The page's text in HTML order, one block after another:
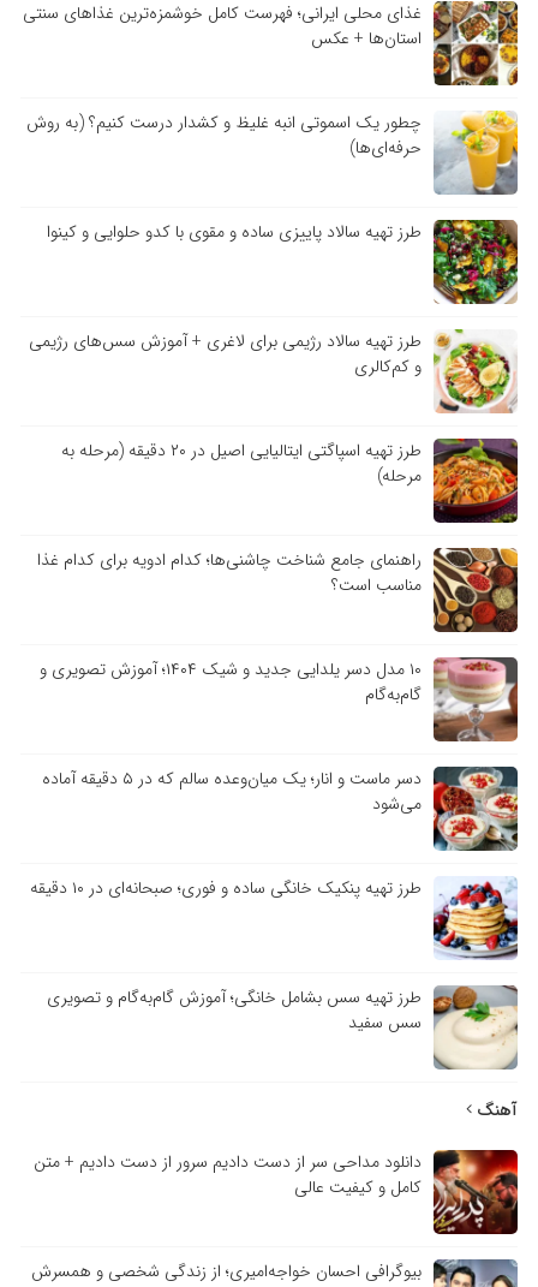
غذای محلی ایرانی؛ فهرست کامل خوشمزه‌ترین غذاهای سنتی
استان‌ها + عکس
چطور یک اسموتی انبه غلیظ و کشدار درست کنیم؟ (به روش
حرفه‌ای‌ها)
طرز تهیه سالاد پاییزی ساده و مقوی با کدو حلوایی و کینوا
طرز تهیه سالاد رژیمی برای لاغری + آموزش سس‌های رژیمی
و کم‌کالری
طرز تهیه اسپاگتی ایتالیایی اصیل در ۲۰ دقیقه (مرحله به
مرحله)
راهنمای جامع شناخت چاشنی‌ها؛ کدام ادویه برای کدام غذا
مناسب است؟
۱۰ مدل دسر یلدایی جدید و شیک ۱۴۰۴؛ آموزش تصویری و
گام‌به‌گام
دسر ماست و انار؛ یک میان‌وعده سالم که در ۵ دقیقه آماده
می‌شود
طرز تهیه پنکیک خانگی ساده و فوری؛ صبحانه‌ای در ۱۰ دقیقه
طرز تهیه سس بشامل خانگی؛ آموزش گام‌به‌گام و تصویری
سس سفید
آهنگ
دانلود مداحی سر از دست دادیم سرور از دست دادیم + متن
کامل و کیفیت عالی
بیوگرافی احسان خواجه‌امیری؛ از زندگی شخصی و همسرش